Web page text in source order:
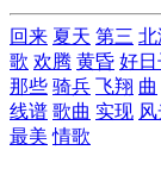
回来 夏天 第三 北
歌 欢腾 黄昏 好日
那些 骑兵 飞翔 曲
线谱 歌曲 实现
最美 情歌